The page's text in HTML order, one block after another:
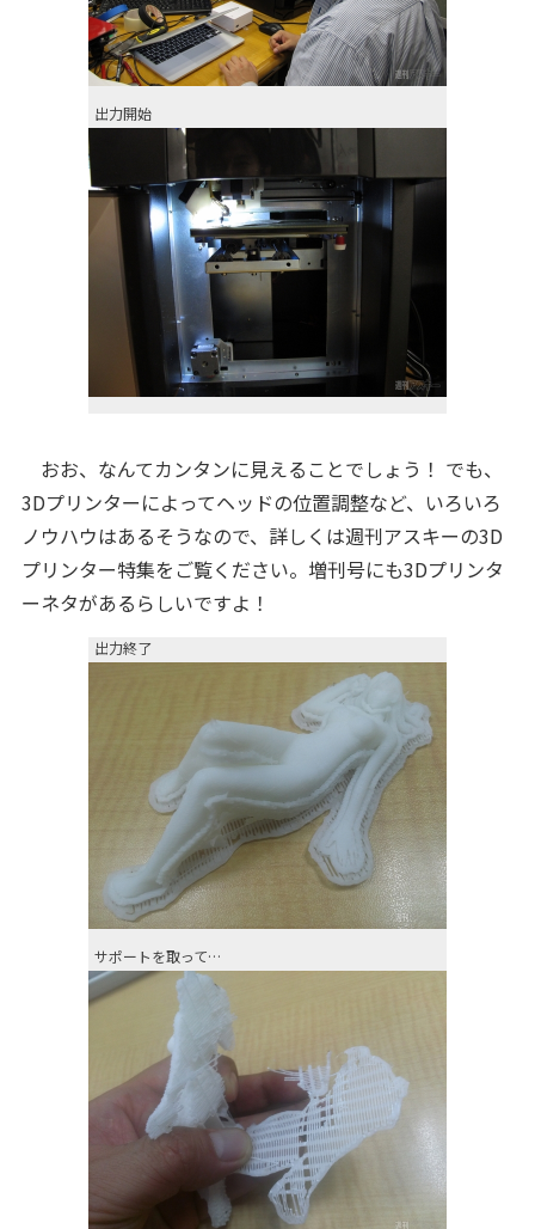
出力開始
おお、なんてカンタンに見えることでしょう！ でも、
3Dプリンターによってヘッドの位置調整など、いろいろ
ノウハウはあるそうなので、詳しくは週刊アスキーの3D
プリンター特集をご覧ください。増刊号にも3Dプリンタ
ーネタがあるらしいですよ！
出力終了
サポートを取って…